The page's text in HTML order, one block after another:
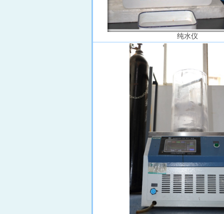
纯水仪